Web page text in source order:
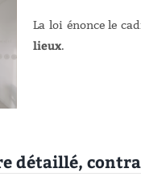
La loi énonce le
lieux.
détaillé,